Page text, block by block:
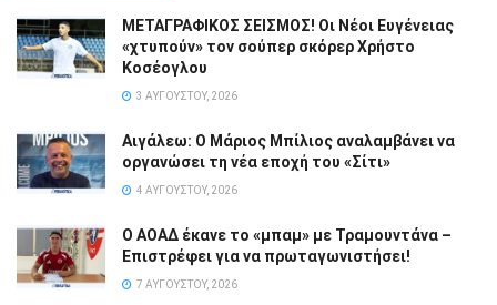
ΜΕΤΑΓΡΑΦΙΚΟΣ ΣΕΙΣΜΟΣ! Οι Νέοι Ευγένειας
«χτυπούν» τον σούπερ σκόρερ Χρήστο
Κοσέογλου
3 ΑΥΓΟΎΣΤΟΥ, 2026
Αιγάλεω: Ο Μάριος Μπίλιος αναλαμβάνει να
οργανώσει τη νέα εποχή του «Σίτι»
4 ΑΥΓΟΎΣΤΟΥ, 2026
Ο ΑΟΑΔ έκανε το «μπαμ» με Τραμουντάνα –
Επιστρέφει για να πρωταγωνιστήσει!
7 ΑΥΓΟΎΣΤΟΥ, 2026